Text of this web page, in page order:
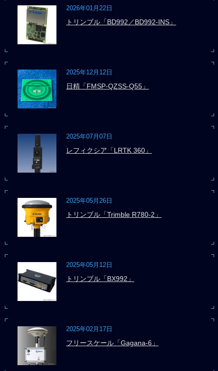
2026年01月22日
トリンブル「BD992／BD992-INS」
2025年12月12日
日精「FMSP-QZSS-Q55」
2025年07月07日
レフィクシア「LRTK 360」
2025年05月26日
トリンブル「Trimble R780-2」
2025年05月12日
トリンブル「BX992」
2025年02月17日
フリースケール「Gagana-6」